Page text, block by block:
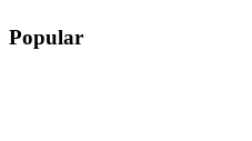
Popular